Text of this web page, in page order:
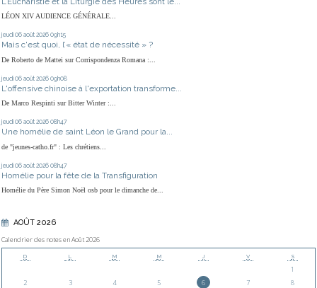
LÉON XIV AUDIENCE GÉNÉRALE...
jeudi 06 août 2026 09h15
Mais c'est quoi, l’« état de nécessité » ?
De Roberto de Mattei sur Corrispondenza Romana :...
jeudi 06 août 2026 09h08
L'offensive chinoise à l'exportation transforme...
De Marco Respinti sur Bitter Winter :...
jeudi 06 août 2026 08h47
Une homélie de saint Léon le Grand pour la...
de "jeunes-catho.fr" : Les chrétiens...
jeudi 06 août 2026 08h47
Homélie pour la fête de la Transfiguration
Homélie du Père Simon Noël osb pour le dimanche de...
AOÛT 2026
Calendrier des notes en Août 2026
D L M M J V S
1
2
3 4 5 6 7
8